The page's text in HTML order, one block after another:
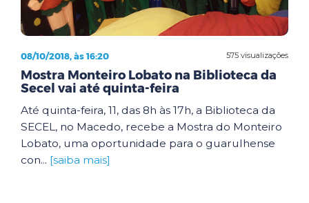
575 visualizações
08/10/2018, às 16:20
Mostra Monteiro Lobato na Biblioteca da
Secel vai até quinta-feira
Até quinta-feira, 11, das 8h às 17h, a Biblioteca da
SECEL, no Macedo, recebe a Mostra do Monteiro
Lobato, uma oportunidade para o guarulhense
con... [saiba mais]